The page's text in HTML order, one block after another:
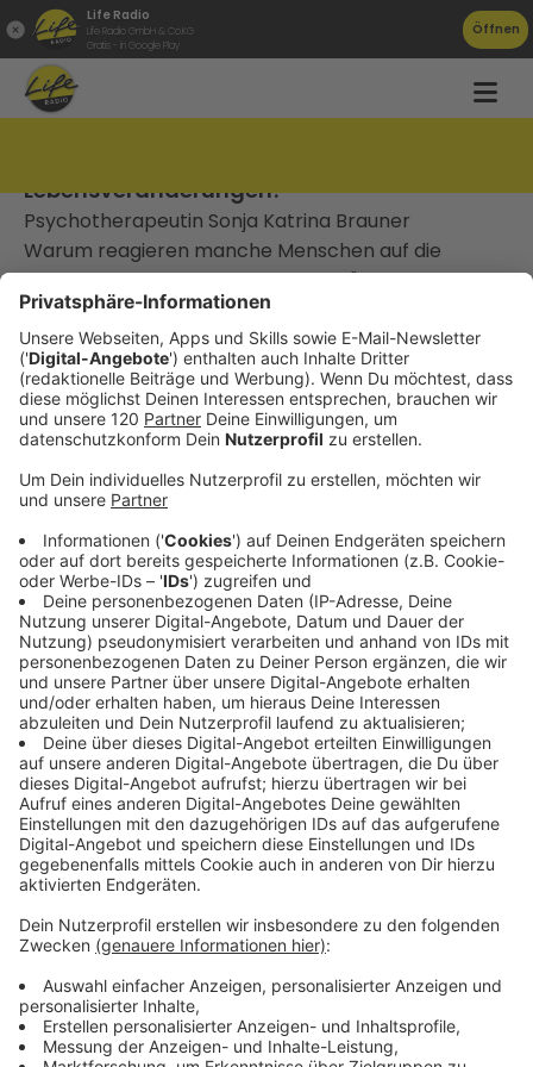
Life Radio
Life Radio GmbH & Co.KG
Gratis - in Google Play
Öffnen
Lebensveränderungen?
Psychotherapeutin Sonja Katrina Brauner
Warum reagieren manche Menschen auf die
gleiche Belastung so verschieden? "Menschen sind
einfach unterschiedlich widerstandsfähig", sagt
Brauner. Vieles, was man mitbekommt von seiner
Herkunft, Familie, Prägungen und Erlebnisse als Kind,
trägt zur eigenen Resilienz bei. "Das schöne ist aber,
unser Gehirn lernt nie aus", sagt Brauner. Daher
widerstandsfähiger werden. "Und das kann man
Zu Gast im Podcast:Sonja Katrina Brauner,
Psychologin & Autorin
Alle Episoden des „Gesund & glücklich“-Podcasts
sowie alles rund um Gesundheit in den
OÖNachrichten gibt’s auf
https://www.nachrichten.at/gesundheit
Partner: Diese Podcast-Folge wird präsentiert von
Proges.
Unser Geschenk für alle Pocast-Hörer:innen: 4
Wochen OÖNachrichten gratis testen unter
http://nachrichten.at/testen
Folgt uns in der Podcast-App des Vertrauens und
Feedback, Ideen, Anregungen oder Interesse an
podcasts@nachrichten.at
Musik-Credit: BalloonPlanet – „Always Look Up“ by
Artlist